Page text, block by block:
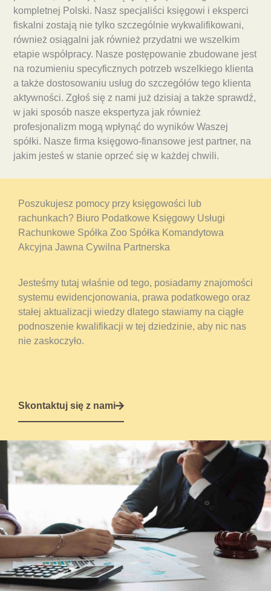
kompletnej Polski. Nasz specjaliści księgowi i eksperci
fiskalni zostają nie tylko szczególnie wykwalifikowani,
również osiągalni jak również przydatni we wszelkim
etapie współpracy. Nasze postępowanie zbudowane jest
na rozumieniu specyficznych potrzeb wszelkiego klienta
a także dostosowaniu usług do szczegółów tego klienta
aktywności. Zgłoś się z nami już dzisiaj a także sprawdź,
w jaki sposób nasze ekspertyza jak również
profesjonalizm mogą wpłynąć do wyników Waszej
spółki. Nasze firma księgowo-finansowe jest partner, na
jakim jesteś w stanie oprzeć się w każdej chwili.
Poszukujesz pomocy przy księgowości lub
rachunkach? Biuro Podatkowe Księgowy Usługi
Rachunkowe Spółka Zoo Spółka Komandytowa
Akcyjna Jawna Cywilna Partnerska
Jesteśmy tutaj właśnie od tego, posiadamy znajomości
systemu ewidencjonowania, prawa podatkowego oraz
stałej aktualizacji wiedzy dlatego stawiamy na ciągłe
podnoszenie kwalifikacji w tej dziedzinie, aby nic nas
nie zaskoczyło.
Skontaktuj się z nami